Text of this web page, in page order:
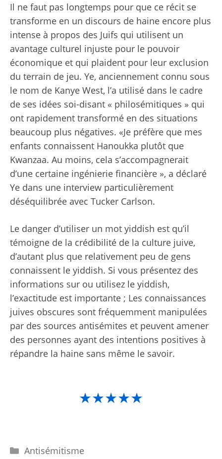
Il ne faut pas longtemps pour que ce récit se
transforme en un discours de haine encore plus
intense à propos des Juifs qui utilisent un
avantage culturel injuste pour le pouvoir
économique et qui plaident pour leur exclusion
du terrain de jeu. Ye, anciennement connu sous
le nom de Kanye West, l’a utilisé dans le cadre
de ses idées soi-disant « philosémitiques » qui
ont rapidement transformé en des situations
beaucoup plus négatives. «Je préfère que mes
enfants connaissent Hanoukka plutôt que
Kwanzaa. Au moins, cela s’accompagnerait
d’une certaine ingénierie financière », a déclaré
Ye dans une interview particulièrement
déséquilibrée avec Tucker Carlson.
Le danger d’utiliser un mot yiddish est qu’il
témoigne de la crédibilité de la culture juive,
d’autant plus que relativement peu de gens
connaissent le yiddish. Si vous présentez des
informations sur ou utilisez le yiddish,
l’exactitude est importante ; Les connaissances
juives obscures sont fréquemment manipulées
par des sources antisémites et peuvent amener
des personnes ayant des intentions positives à
répandre la haine sans même le savoir.
★★★★★
Catégories
Antisémitisme